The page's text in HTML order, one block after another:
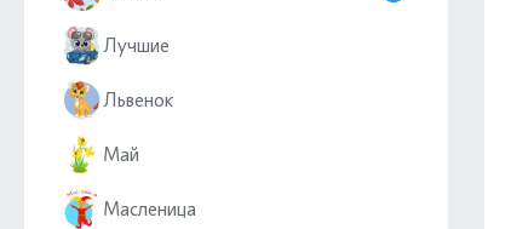
Лучшие
Львенок
Май
Масленица